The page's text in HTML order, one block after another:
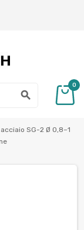
search
0
SG-2 Ø 0,8–1